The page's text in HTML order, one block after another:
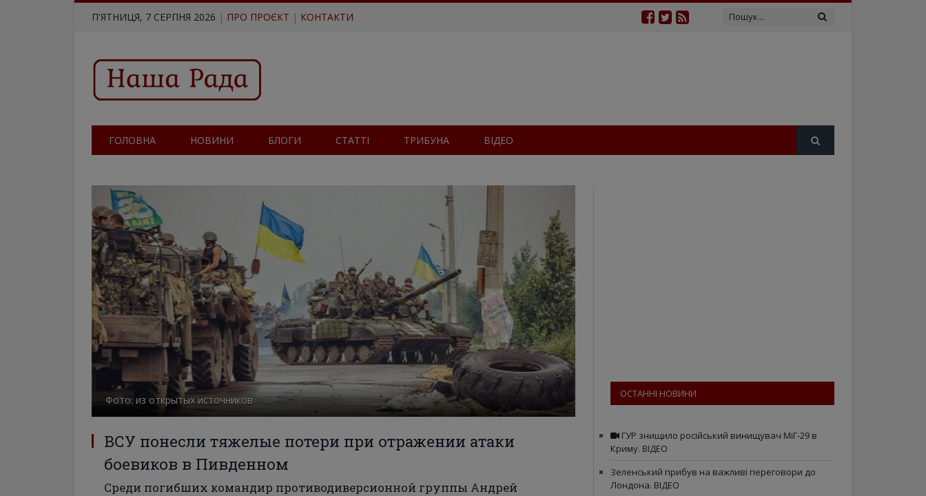
П'ЯТНИЦЯ, 7 СЕРПНЯ 2026 | ПРО ПРОЄКТ | КОНТАКТИ
ГОЛОВНА НОВИНИ БЛОГИ СТАТТІ ТРИБУНА ВІДЕО
Фото: из открытых источников
ВСУ понесли тяжелые потери при отражении атаки
боевиков в Пивденном
Среди погибших командир противодиверсионной группы Андрей
ОСТАННІ НОВИНИ
ГУР знищило російський винищувач МіГ-29 в
Криму. ВІДЕО
Зеленський прибув на важливі переговори до
Лондона. ВІДЕО